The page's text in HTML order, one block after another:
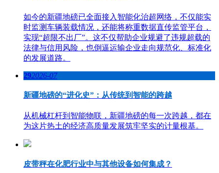
如今的新疆地磅已全面接入智能化治超网络，不仅能实
时监测车辆装载情况，还能将称重数据直传监管平台，
实现“超限不出厂”。这不仅帮助企业规避了违规超载的
法律与信用风险，也倒逼运输企业走向规范化、标准化
的发展道路。
292026-07
新疆地磅的“进化史”：从传统到智能的跨越
从机械杠杆到智能物联，新疆地磅的每一次跨越，都在
为这片热土的经济高质量发展筑牢坚实的计量根基。
皮带秤在化肥行业中与其他设备如何集成？